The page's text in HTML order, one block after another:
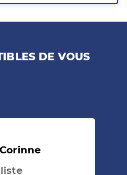
DE VOUS